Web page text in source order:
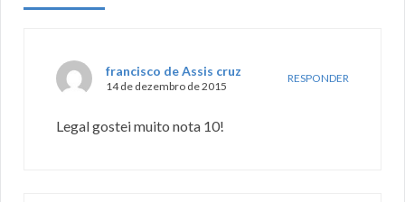
francisco de Assis cruz
14 de dezembro de 2015
RESPONDER
Legal gostei muito nota 10!